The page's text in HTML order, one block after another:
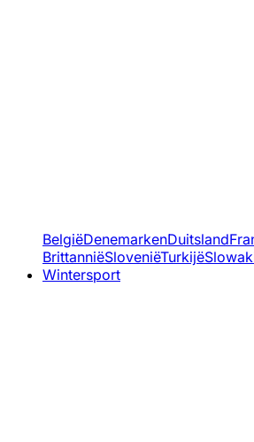
BelgiëDenemarkenDuitsland
BrittanniëSloveniëTurkijë
Wintersport